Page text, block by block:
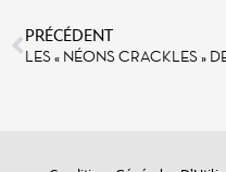
PRÉCÉDENT